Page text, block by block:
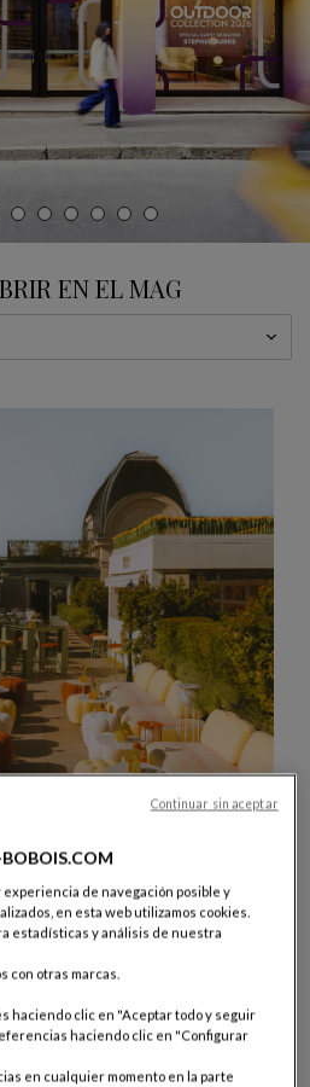
EN EL MAG
PARÍS
2026
París ha elegido a Roche Bobois para
terraza parisina.
de navegación posible y
en esta web utilizamos cookies.
estadísticas y análisis de nuestra
con otras marcas.
haciendo clic en "Aceptar todo y seguir
haciendo clic en "Configurar
en cualquier momento en la parte
Continuar sin aceptar